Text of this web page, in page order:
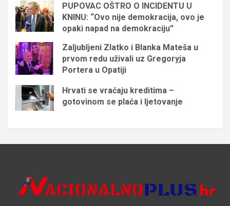
PUPOVAC OŠTRO O INCIDENTU U
KNINU: “Ovo nije demokracija, ovo je
opaki napad na demokraciju”
Zaljubljeni Zlatko i Blanka Mateša u
prvom redu uživali uz Gregoryja
Portera u Opatiji
Hrvati se vraćaju kreditima –
gotovinom se plaća i ljetovanje